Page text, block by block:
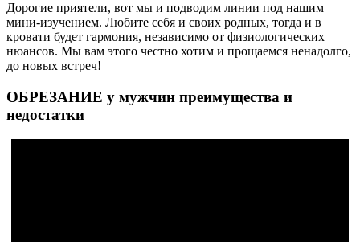
Дорогие приятели, вот мы и подводим линии под нашим
мини-изучением. Любите себя и своих родных, тогда и в
кровати будет гармония, независимо от физиологических
нюансов. Мы вам этого честно хотим и прощаемся ненадолго,
до новых встреч!
ОБРЕЗАНИЕ у мужчин преимущества и
недостатки